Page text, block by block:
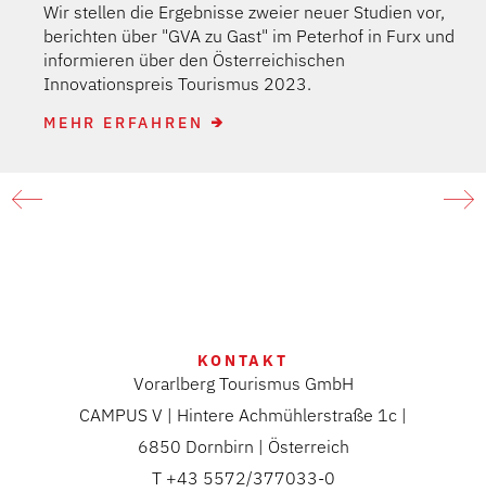
Wir stellen die Ergebnisse zweier neuer Studien vor,
berichten über "GVA zu Gast" im Peterhof in Furx und
informieren über den Österreichischen
Innovationspreis Tourismus 2023.
MEHR ERFAHREN
KONTAKT
Vorarlberg Tourismus GmbH
CAMPUS V | Hintere Achmühlerstraße 1c |
6850 Dornbirn | Österreich
T +43 5572/377033-0